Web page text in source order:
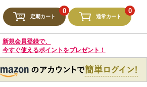
定期カート
0
通常カート
0
新規会員登録で、
今すぐ使えるポイントをプレゼント！
限定商品 お米の定期便 米粉丸パン 金芽米とは